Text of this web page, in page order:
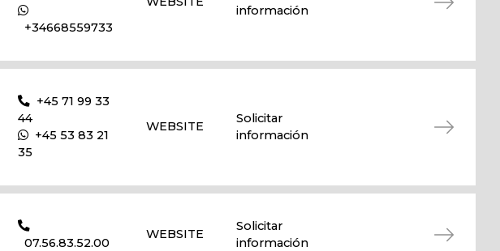
+34668559733
información
+45 71 99 33
44
+45 53 83 21
35
WEBSITE
Solicitar
información
07.56.83.52.00
WEBSITE
Solicitar
información